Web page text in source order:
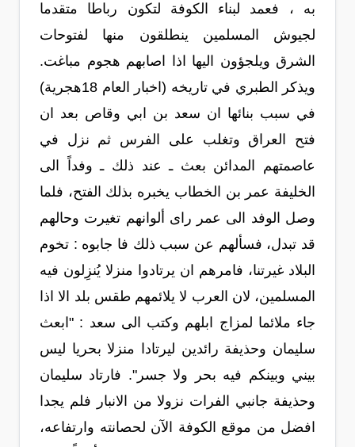
به ، فعمد لبناء الكوفة لتكون رباطا متقدما
لجيوش المسلمين ينطلقون منها لفتوحات
الشرق ويلجؤون اليها اذا اصابهم هجوم مباغت.
ويذكر الطبري في تاريخه (اخبار العام 18هجرية)
في سبب بنائها ان سعد بن ابي وقاص بعد ان
فتح العراق وتغلب على الفرس ثم نزل في
عاصمتهم المدائن بعث ـ عند ذلك ـ وفداً الى
الخليفة عمر بن الخطاب يخبره بذلك الفتح، فلما
وصل الوفد الى عمر راى ألوانهم تغيرت وحالهم
قد تبدل، فسألهم عن سبب ذلك فا جابوه : تخوم
البلاد غيرتنا، فامرهم ان يرتادوا منزلا يُنزِلون فيه
المسلمين، لان العرب لا يلائمهم طقس بلد الا اذا
جاء ملائما لمزاج ابلهم وكتب الى سعد : "ابعث
سليمان وحذيفة رائدين ليرتادا منزلا بحريا ليس
بيني وبينكم فيه بحر ولا جسر". فارتاد سليمان
وحذيفة جانبي الفرات نزولا من الانبار فلم يجدا
افضل من موقع الكوفة الآن لحصانته وارتفاعه،